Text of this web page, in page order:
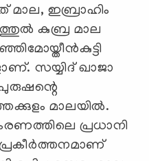
മാല, ഇബ്രാഹിം
കുബ്ര മാല
സയ്യിദ് ഖാജാ
മാലയിൽ.
പ്രധാനി
പ്രകീർത്തനമാണ്